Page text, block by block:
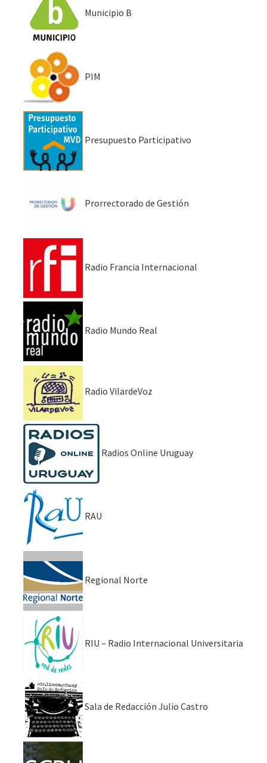
Municipio B
PIM
Presupuesto Participativo
Prorrectorado de Gestión
Radio Francia Internacional
Radio Mundo Real
Radio VilardeVoz
Radios Online Uruguay
RAU
Regional Norte
RIU – Radio Internacional Universitaria
Sala de Redacción Julio Castro